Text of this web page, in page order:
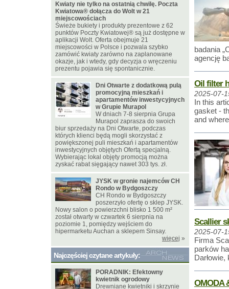
badania
agencję
Oil filter
2025-07-
In this
gasket -
and
Scallier
2025-07-
Firma
parków
OMODA
Kwiaty nie tylko na ostatnią chwilę. Poczta
Kwiatowa® dołącza do Wolt w 21
miejscowościach
Świeże bukiety i produkty prezentowe z 62
punktów Poczty Kwiatowej® są już dostępne w
aplikacji Wolt. Oferta obejmuje 21
miejscowości w Polsce i pozwala szybko
zamówić kwiaty zarówno na zaplanowane
okazje, jak i wtedy, gdy decyzja o wręczeniu
prezentu pojawia się spontanicznie.
Dni Otwarte z dodatkową pulą
promocyjną mieszkań i
apartamentów inwestycyjnych
w Grupie Murapol
W dniach 7-8 sierpnia Grupa
Murapol zaprasza do swoich
biur sprzedaży na Dni Otwarte, podczas
których klienci będą mogli skorzystać z
powiększonej puli mieszkań i apartamentów
inwestycyjnych objętych Ofertą specjalną.
Wybierając lokal objęty promocją można
zyskać rabat sięgający nawet 303 tys. zł.
JYSK w gronie najemców CH
Rondo w Bydgoszczy
CH Rondo w Bydgoszczy
poszerzyło ofertę o sklep JYSK.
Nowy salon o powierzchni blisko 1 500 m²
został otwarty w czwartek 6 sierpnia na
poziomie 1, pomiędzy wejściem do
hipermarketu Auchan a sklepem Sinsay.
więcej »
Najczęściej czytane artykuły:
PORADNIK: Efektowny
kwietnik ogrodowy
Drewniane kwietniki i skrzynie